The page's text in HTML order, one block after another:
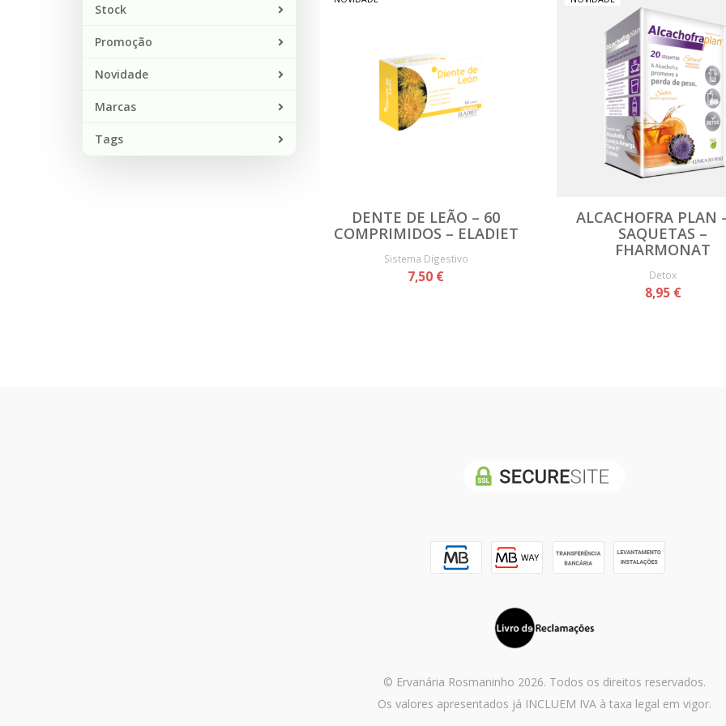
Stock
Promoção
Novidade
Marcas
Tags
DENTE DE LEÃO – 60
COMPRIMIDOS – ELADIET
Sistema Digestivo
7,50 €
ALCACHOFRA PLAN
SAQUETAS –
FHARMONAT
Detox
8,95 €
© Ervanária Rosmaninho 2026. Todos os direitos reservados.
Os valores apresentados já INCLUEM IVA à taxa legal em vigor.